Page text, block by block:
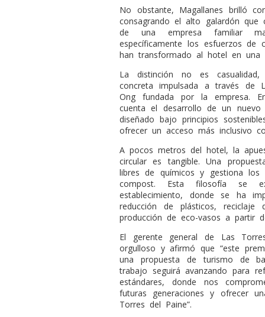
No obstante, Magallanes brilló
consagrando el alto galardón
de una empresa familiar
específicamente los esfuerzos de
han transformado al hotel en una
La distinción no es
concreta impulsada a través de
Ong fundada por la empresa.
cuenta el desarrollo de un
diseñado bajo principios
ofrecer un acceso más inclusivo
A pocos metros del hotel, la
circular es tangible. Una
libres de químicos y gestiona los
compost. Esta filosofía se
establecimiento, donde se ha
reducción de plásticos,
producción de eco-vasos a partir
El gerente general de Las
orgulloso y afirmó que “este
una propuesta de turismo de
trabajo seguirá avanzando para
estándares, donde nos
futuras generaciones y ofrecer
Torres del Paine”.